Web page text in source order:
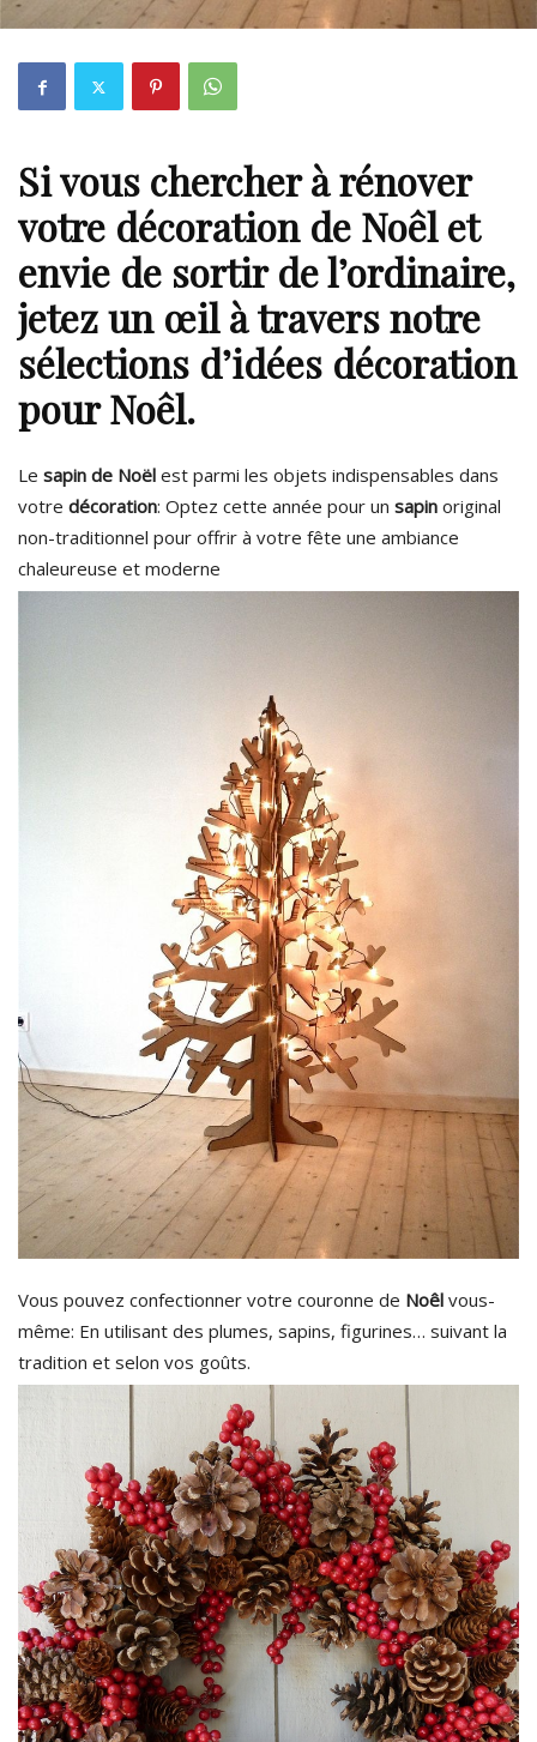
Si vous chercher à rénover
votre décoration de Noêlet
envie de sortir de l’ordinaire,
jetez un œil à travers notre
sélections d’idées décoration
pour Noêl.
Le sapin de Noël est parmi les objets indispensables dans
votre décoration: Optez cette année pour un sapin original
non-traditionnel pour offrir à votre fête une ambiance
chaleureuse et moderne
Vous pouvez confectionner votre couronne de Noêl vous-
même: En utilisant des plumes, sapins, figurines… suivant la
tradition et selon vos goûts.